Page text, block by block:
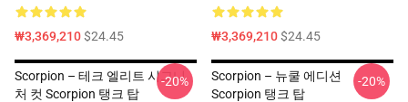
₩3,369,210$24.45 ₩3,369,210$24.45
Scorpion – 테크 엘리트 시그니
처 컷 Scorpion 탱크 탑
-20%
Scorpion – 뉴쿨 에디션
Scorpion 탱크 탑
-20%